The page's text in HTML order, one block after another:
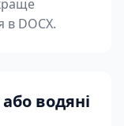
в DOCX.
водяні